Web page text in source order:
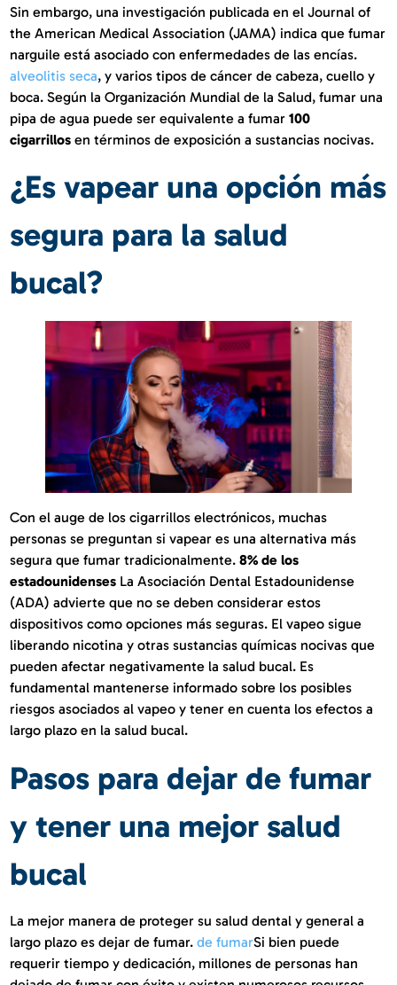
Sin embargo, una investigación publicada en el Journal of
the American Medical Association (JAMA) indica que fumar
narguile está asociado con enfermedades de las encías.
alveolitis seca, y varios tipos de cáncer de cabeza, cuello y
boca. Según la Organización Mundial de la Salud, fumar una
pipa de agua puede ser equivalente a fumar100
cigarrillos en términos de exposición a sustancias nocivas.
¿Es vapear una opción más
segura para la salud
bucal?
Con el auge de los cigarrillos electrónicos, muchas
personas se preguntan si vapear es una alternativa más
segura que fumar tradicionalmente.8% de los
estadounidenses La Asociación Dental Estadounidense
(ADA) advierte que no se deben considerar estos
dispositivos como opciones más seguras. El vapeo sigue
liberando nicotina y otras sustancias químicas nocivas que
pueden afectar negativamente la salud bucal. Es
fundamental mantenerse informado sobre los posibles
riesgos asociados al vapeo y tener en cuenta los efectos a
largo plazo en la salud bucal.
Pasos para dejar de fumar
y tener una mejor salud
bucal
La mejor manera de proteger su salud dental y general a
largo plazo es dejar de fumar.de fumarSi bien puede
requerir tiempo y dedicación, millones de personas han